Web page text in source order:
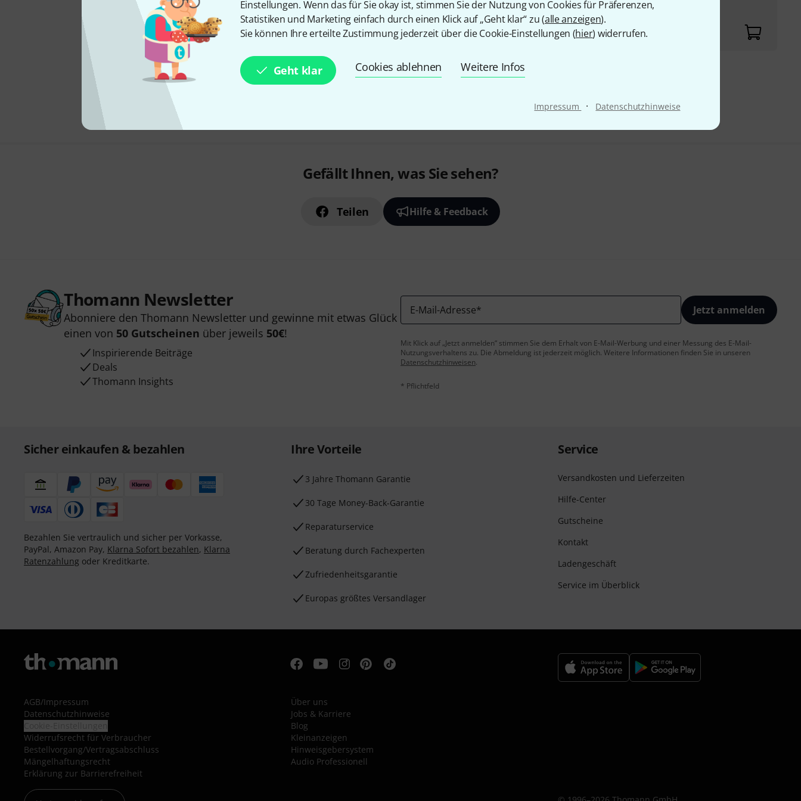
Einstellungen. Wenn das für Sie okay ist, stimmen Sie der Nutzung von Cookies für Präferenzen,
Statistiken und Marketing einfach durch einen Klick auf „Geht klar“ zu (alle anzeigen).
Sie können Ihre erteilte Zustimmung jederzeit über die Cookie-Einstellungen (hier) widerrufen.
Geht klar Cookies ablehnen Weitere Infos
Impressum · Datenschutzhinweise
Set mit 72 Stück
Lieferbar in mehreren Monaten
Gefällt Ihnen, was Sie sehen?
Teilen Hilfe & Feedback
Thomann Newsletter
Abonniere den Thomann Newsletter und gewinne mit etwas Glück
einen von 50 Gutscheinen über jeweils 50€!
Inspirierende Beiträge
Deals
Thomann Insights
E-Mail-Adresse* Jetzt anmelden
Mit Klick auf „Jetzt anmelden“ stimmen Sie dem Erhalt von E-Mail-Werbung und einer Messung des E-Mail-
Nutzungsverhaltens zu. Die Abmeldung ist jederzeit möglich. Weitere Informationen finden Sie in unseren
Datenschutzhinweisen.
* Pflichtfeld
Sicher einkaufen & bezahlen
Bezahlen Sie vertraulich und sicher per Vorkasse,
PayPal, Amazon Pay, Klarna Sofort bezahlen, Klarna
Ratenzahlung oder Kreditkarte.
Ihre Vorteile
3 Jahre Thomann Garantie
30 Tage Money-Back-Garantie
Reparaturservice
Beratung durch Fachexperten
Zufriedenheitsgarantie
Europas größtes Versandlager
Service
Versandkosten und Lieferzeiten
Hilfe-Center
Gutscheine
Kontakt
Ladengeschäft
Service im Überblick
AGB/Impressum
Datenschutzhinweise
Widerrufsrecht für Verbraucher
Bestellvorgang/Vertragsabschluss
Mängelhaftungsrecht
Erklärung zur Barrierefreiheit
Über uns
Jobs & Karriere
Blog
Kleinanzeigen
Hinweisgebersystem
Audio Professionell